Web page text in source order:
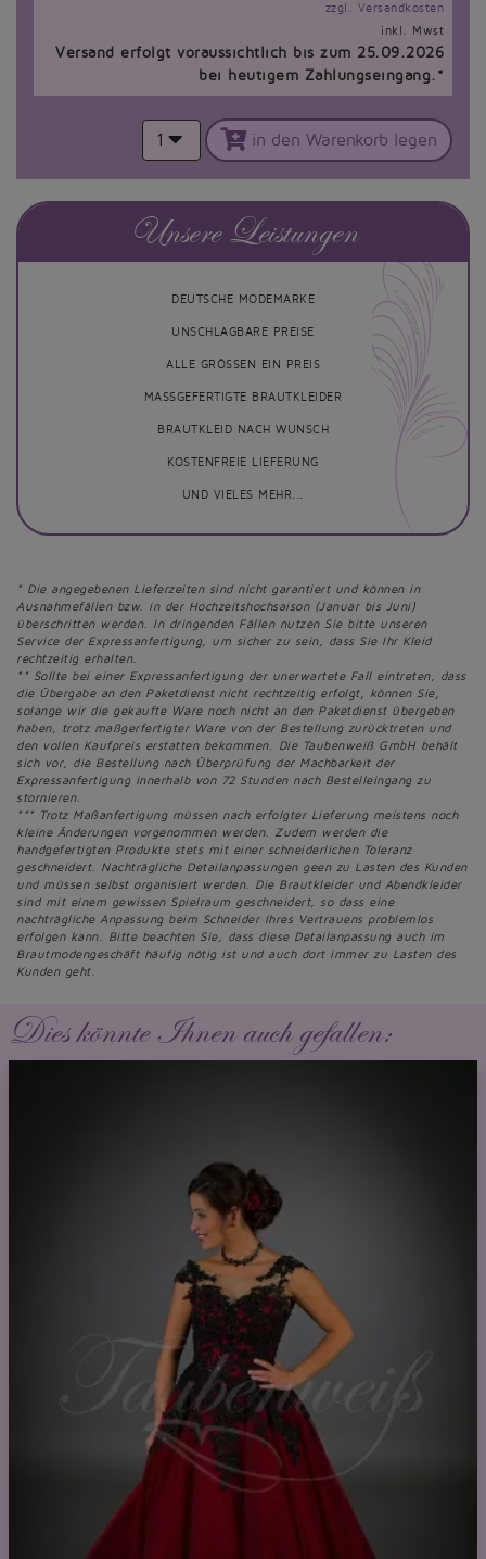
zzgl. Versandkosten
inkl. Mwst
Versand erfolgt voraussichtlich bis zum 25.09.2026
bei heutigem Zahlungseingang.*
1 in den Warenkorb legen
Unsere Leistungen
DEUTSCHE MODEMARKE
UNSCHLAGBARE PREISE
ALLE GRÖSSEN EIN PREIS
MASSGEFERTIGTE BRAUTKLEIDER
BRAUTKLEID NACH WUNSCH
KOSTENFREIE LIEFERUNG
UND VIELES MEHR...
* Die angegebenen Lieferzeiten sind nicht garantiert und können in
Ausnahmefällen bzw. in der Hochzeitshochsaison (Januar bis Juni)
überschritten werden. In dringenden Fällen nutzen Sie bitte unseren
Service der Expressanfertigung, um sicher zu sein, dass Sie Ihr Kleid
rechtzeitig erhalten.
** Sollte bei einer Expressanfertigung der unerwartete Fall eintreten, dass
die Übergabe an den Paketdienst nicht rechtzeitig erfolgt, können Sie,
solange wir die gekaufte Ware noch nicht an den Paketdienst übergeben
haben, trotz maßgerfertigter Ware von der Bestellung zurücktreten und
den vollen Kaufpreis erstatten bekommen. Die Taubenweiß GmbH behält
sich vor, die Bestellung nach Überprüfung der Machbarkeit der
Expressanfertigung innerhalb von 72 Stunden nach Bestelleingang zu
stornieren.
*** Trotz Maßanfertigung müssen nach erfolgter Lieferung meistens noch
kleine Änderungen vorgenommen werden. Zudem werden die
handgefertigten Produkte stets mit einer schneiderlichen Toleranz
geschneidert. Nachträgliche Detailanpassungen geen zu Lasten des Kunden
und müssen selbst organisiert werden. Die Brautkleider und Abendkleider
sind mit einem gewissen Spielraum geschneidert, so dass eine
nachträgliche Anpassung beim Schneider Ihres Vertrauens problemlos
erfolgen kann. Bitte beachten Sie, dass diese Detailanpassung auch im
Brautmodengeschäft häufig nötig ist und auch dort immer zu Lasten des
Kunden geht.
Dies könnte Ihnen auch gefallen: